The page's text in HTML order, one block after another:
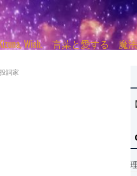
Kizuna, Wish. 言葉と愛する
投詞家